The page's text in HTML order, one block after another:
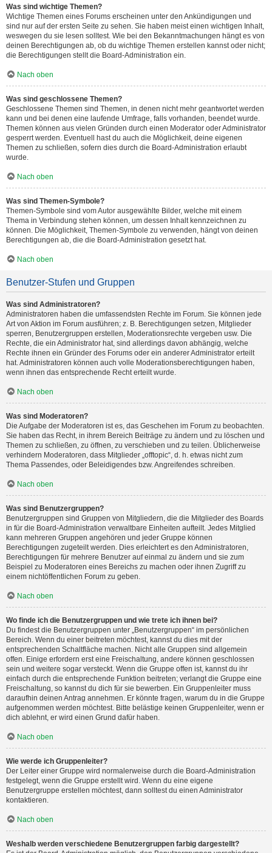
Was sind wichtige Themen?
Wichtige Themen eines Forums erscheinen unter den Ankündigungen und
sind nur auf der ersten Seite zu sehen. Sie haben meist einen wichtigen Inhalt,
weswegen du sie lesen solltest. Wie bei den Bekanntmachungen hängt es von
deinen Berechtigungen ab, ob du wichtige Themen erstellen kannst oder nicht;
die Berechtigungen stellt die Board-Administration ein.
Nach oben
Was sind geschlossene Themen?
Geschlossene Themen sind Themen, in denen nicht mehr geantwortet werden
kann und bei denen eine laufende Umfrage, falls vorhanden, beendet wurde.
Themen können aus vielen Gründen durch einen Moderator oder Administrator
gesperrt werden. Eventuell hast du auch die Möglichkeit, deine eigenen
Themen zu schließen, sofern dies durch die Board-Administration erlaubt
wurde.
Nach oben
Was sind Themen-Symbole?
Themen-Symbole sind vom Autor ausgewählte Bilder, welche mit einem
Thema in Verbindung stehen können, um dessen Inhalt kennzeichnen zu
können. Die Möglichkeit, Themen-Symbole zu verwenden, hängt von deinen
Berechtigungen ab, die die Board-Administration gesetzt hat.
Nach oben
Benutzer-Stufen und Gruppen
Was sind Administratoren?
Administratoren haben die umfassendsten Rechte im Forum. Sie können jede
Art von Aktion im Forum ausführen; z. B. Berechtigungen setzen, Mitglieder
sperren, Benutzergruppen erstellen, Moderationsrechte vergeben usw. Die
Rechte, die ein Administrator hat, sind allerdings davon abhängig, welche
Rechte ihnen ein Gründer des Forums oder ein anderer Administrator erteilt
hat. Administratoren können auch volle Moderationsberechtigungen haben,
wenn ihnen das entsprechende Recht erteilt wurde.
Nach oben
Was sind Moderatoren?
Die Aufgabe der Moderatoren ist es, das Geschehen im Forum zu beobachten.
Sie haben das Recht, in ihrem Bereich Beiträge zu ändern und zu löschen und
Themen zu schließen, zu öffnen, zu verschieben und zu teilen. Üblicherweise
verhindern Moderatoren, dass Mitglieder „offtopic“, d. h. etwas nicht zum
Thema Passendes, oder Beleidigendes bzw. Angreifendes schreiben.
Nach oben
Was sind Benutzergruppen?
Benutzergruppen sind Gruppen von Mitgliedern, die die Mitglieder des Boards
in für die Board-Administration verwaltbare Einheiten aufteilt. Jedes Mitglied
kann mehreren Gruppen angehören und jeder Gruppe können
Berechtigungen zugeteilt werden. Dies erleichtert es den Administratoren,
Berechtigungen für mehrere Benutzer auf einmal zu ändern und sie zum
Beispiel zu Moderatoren eines Bereichs zu machen oder ihnen Zugriff zu
einem nichtöffentlichen Forum zu geben.
Nach oben
Wo finde ich die Benutzergruppen und wie trete ich ihnen bei?
Du findest die Benutzergruppen unter „Benutzergruppen“ im persönlichen
Bereich. Wenn du einer beitreten möchtest, kannst du dies mit der
entsprechenden Schaltfläche machen. Nicht alle Gruppen sind allgemein
offen. Einige erfordern erst eine Freischaltung, andere können geschlossen
sein und weitere sogar versteckt. Wenn die Gruppe offen ist, kannst du ihr
einfach durch die entsprechende Funktion beitreten; verlangt die Gruppe eine
Freischaltung, so kannst du dich für sie bewerben. Ein Gruppenleiter muss
daraufhin deinen Antrag annehmen. Er könnte fragen, warum du in die Gruppe
aufgenommen werden möchtest. Bitte belästige keinen Gruppenleiter, wenn er
dich ablehnt, er wird einen Grund dafür haben.
Nach oben
Wie werde ich Gruppenleiter?
Der Leiter einer Gruppe wird normalerweise durch die Board-Administration
festgelegt, wenn die Gruppe erstellt wird. Wenn du eine eigene
Benutzergruppe erstellen möchtest, dann solltest du einen Administrator
kontaktieren.
Nach oben
Weshalb werden verschiedene Benutzergruppen farbig dargestellt?